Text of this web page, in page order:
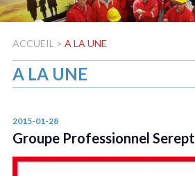
ACCUEIL > A LA UNE
A LA UNE
2015-01-28
Groupe Professionnel Serept